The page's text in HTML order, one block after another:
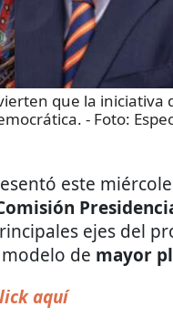
que la iniciativa
- Foto:
este
ejes del
de mayor
aquí